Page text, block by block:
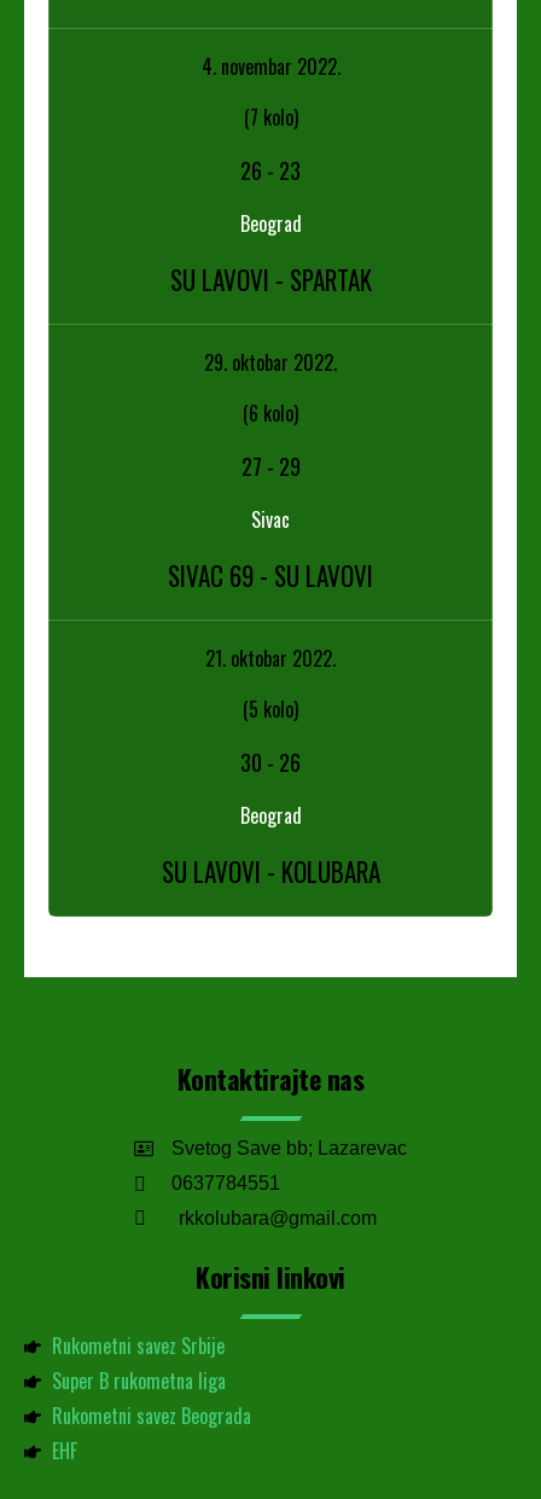
4. novembar 2022.
(7 kolo)
26 - 23
Beograd
SU LAVOVI - SPARTAK
29. oktobar 2022.
(6 kolo)
27 - 29
Sivac
SIVAC 69 - SU LAVOVI
21. oktobar 2022.
(5 kolo)
30 - 26
Beograd
SU LAVOVI - KOLUBARA
Kontaktirajte nas
Svetog Save bb; Lazarevac
0637784551
rkkolubara@gmail.com
Korisni linkovi
Rukometni savez Srbije
Super B rukometna liga
Rukometni savez Beograda
EHF